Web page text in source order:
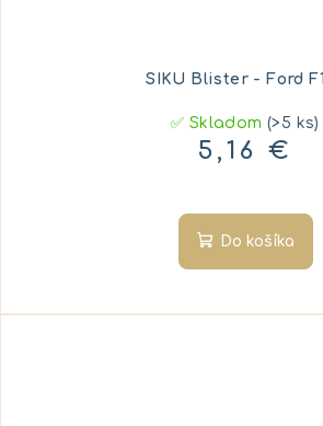
SIKU Blister - Ford
✅ Skladom(>5 ks)
5,16 €
Do košíka